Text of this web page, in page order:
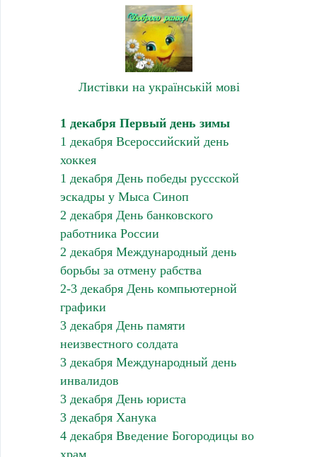
Листівки на українській мові
1 декабря Первый день зимы
1 декабря Всероссийский день
хоккея
1 декабря День победы руссской
эскадры у Мыса Синоп
2 декабря День банковского
работника России
2 декабря Международный день
борьбы за отмену рабства
2-3 декабря День компьютерной
графики
3 декабря День памяти
неизвестного солдата
3 декабря Международный день
инвалидов
3 декабря День юриста
3 декабря Ханука
4 декабря Введение Богородицы во
храм